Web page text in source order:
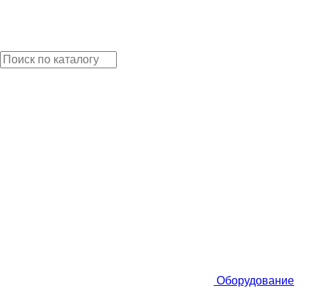
Оборудование